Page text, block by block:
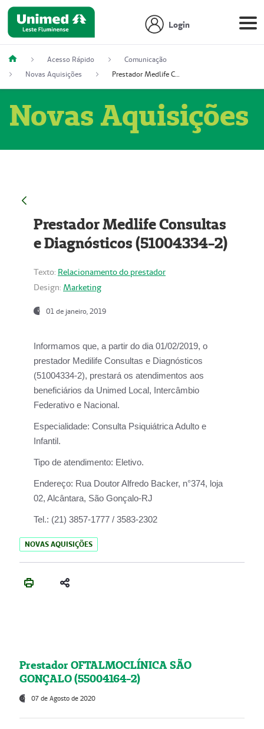
Login
Acesso Rápido
Comunicação
Novas Aquisições
Prestador Medlife Consultas e Diagnósticos (51004334-2)
Novas Aquisições
Prestador Medlife Consultas
e Diagnósticos (51004334-2)
Texto: Relacionamento do prestador
Design: Marketing
01 de janeiro, 2019
Informamos que, a partir do dia 01/02/2019, o
prestador Medilife Consultas e Diagnósticos
(51004334-2), prestará os atendimentos aos
beneficiários da Unimed Local, Intercâmbio
Federativo e Nacional.
Especialidade: Consulta Psiquiátrica Adulto e
Infantil.
Tipo de atendimento: Eletivo.
Endereço: Rua Doutor Alfredo Backer, n°374, loja
02, Alcântara, São Gonçalo-RJ
Tel.: (21) 3857-1777 / 3583-2302
NOVAS AQUISIÇÕES
Prestador OFTALMOCLÍNICA SÃO
GONÇALO (55004164-2)
07 de Agosto de 2020